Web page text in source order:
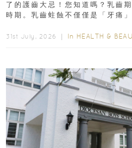
了的護齒大忌！您知道嗎？乳齒
時期。乳齒蛀蝕不僅僅是「牙痛
31st July, 2026 ｜ In HEALTH &